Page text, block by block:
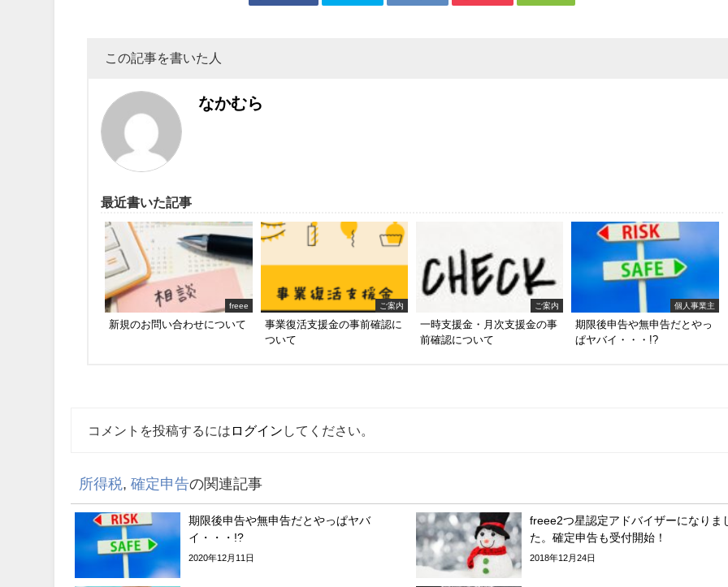
この記事を書いた人
なかむら
最近書いた記事
freee
新規のお問い合わせについて
ご案内
事業復活支援金の事前確認に
ついて
ご案内
一時支援金・月次支援金の事
前確認について
個人事業主
期限後申告や無申告だとやっ
ぱヤバイ・・・!?
コメントを投稿するには ログイン してください。
所得税,確定申告の関連記事
期限後申告や無申告だとやっぱヤバ
イ・・・!?
2020年12月11日
freee2つ星認定アドバイザーになりま
た。確定申告も受付開始！
2018年12月24日